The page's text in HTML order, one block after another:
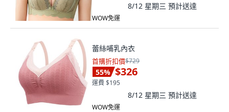
8/12 星期三 預計送達
WOW免運
蕾絲哺乳內衣
首購折扣價$729
55% $326
運費 $195
8/12 星期三 預計送達
WOW免運